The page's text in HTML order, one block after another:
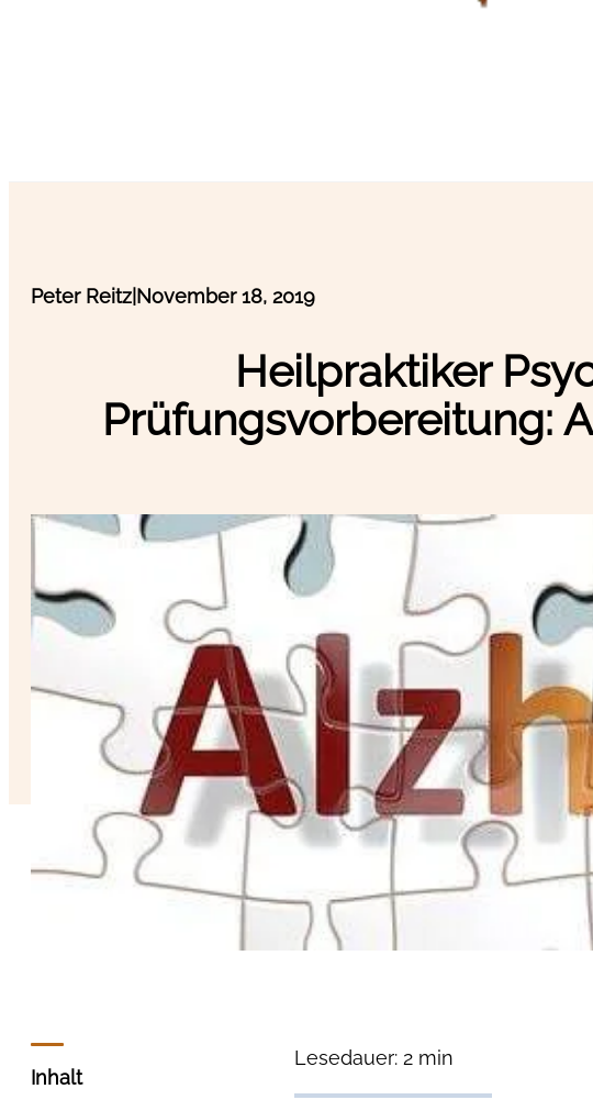
Peter Reitz|November 18, 2019
Heilpraktiker
Prüfungsvorbereitung:
Inhalt
Lesedauer: 2 min